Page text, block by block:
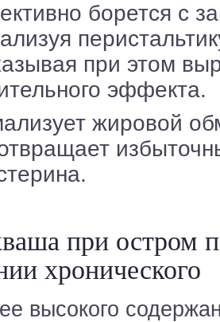
при этом
эффекта.
при остром
хронического
высокого